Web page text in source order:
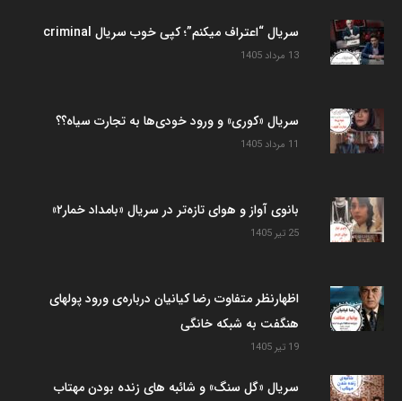
سریال “اعتراف میکنم”؛ کپی خوب سریال criminal
13 مرداد 1405
سریال «کوری» و ورود خودی‌ها به تجارت سیاه؟؟
11 مرداد 1405
بانوی آواز و هوای تازه‌تر در سریال «بامداد خمار۲»
25 تیر 1405
اظهارنظر متفاوت رضا کیانیان درباره‌ی ورود پولهای
هنگفت به شبکه خانگی
19 تیر 1405
سریال «گل سنگ» و شائبه های زنده بودن مهتاب